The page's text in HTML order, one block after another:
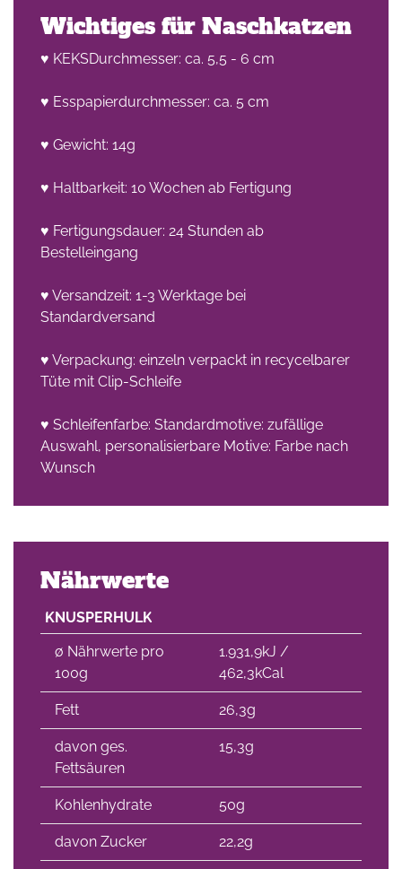
Wichtiges für Naschkatzen
♥ KEKSDurchmesser: ca. 5,5 - 6 cm
♥ Esspapierdurchmesser: ca. 5 cm
♥ Gewicht: 14g
♥ Haltbarkeit: 10 Wochen ab Fertigung
♥ Fertigungsdauer: 24 Stunden ab
Bestelleingang
♥ Versandzeit: 1-3 Werktage bei
Standardversand
♥ Verpackung: einzeln verpackt in recycelbarer
Tüte mit Clip-Schleife
♥ Schleifenfarbe: Standardmotive: zufällige
Auswahl, personalisierbare Motive: Farbe nach
Wunsch
Nährwerte
KNUSPERHULK
∅ Nährwerte pro
100g
1.931,9kJ /
462,3kCal
Fett 26,3g
davon ges.
Fettsäuren
15,3g
Kohlenhydrate 50g
davon Zucker 22,2g